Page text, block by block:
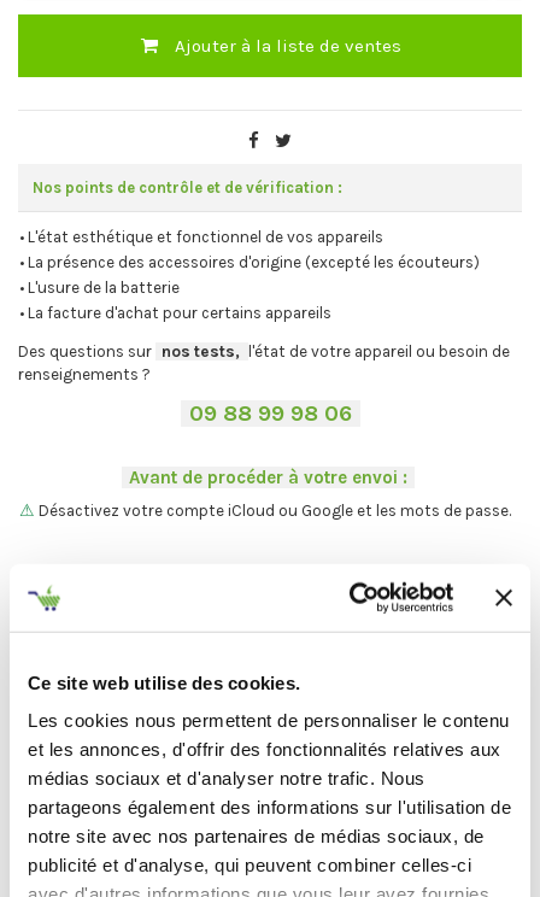
Ce site web utilise des cookies.
Les cookies nous permettent de personnaliser le contenu
et les annonces, d'offrir des fonctionnalités relatives aux
médias sociaux et d'analyser notre trafic. Nous
partageons également des informations sur l'utilisation de
notre site avec nos partenaires de médias sociaux, de
publicité et d'analyse, qui peuvent combiner celles-ci
Ajouter à la liste de ventes
Nos points de contrôle et de vérification :
• L'état esthétique et fonctionnel de vos appareils
• La présence des accessoires d'origine (excepté les écouteurs)
• L'usure de la batterie
• La facture d'achat pour certains appareils
Des questions sur nos tests,
l'état de votre appareil ou besoin de
renseignements ?
09 88 99 98 06-
Avant de procéder à votre envoi :
⚠ Désactivez votre compte iCloud ou Google et les mots de passe.
C'est par ici.
Et maintenant... ♫
Définir l'état de votre produit
-Avant de procéder à votre envoi :-